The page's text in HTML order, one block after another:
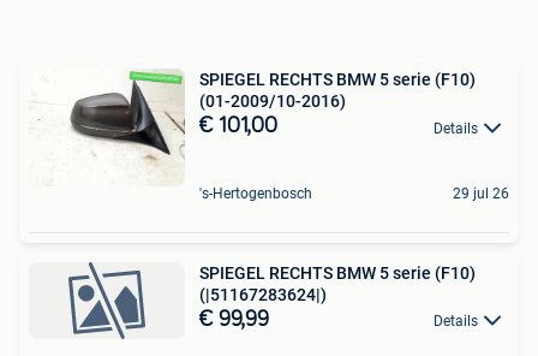
SPIEGEL RECHTS BMW 5 serie (F10)
(01-2009/10-2016)
€ 101,00 Details
's-Hertogenbosch 29 jul 26
SPIEGEL RECHTS BMW 5 serie (F10)
(|51167283624|)
€ 99,99 Details